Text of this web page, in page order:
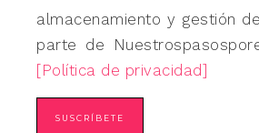
almacenamiento y gestión
parte de
[Política de privacidad]